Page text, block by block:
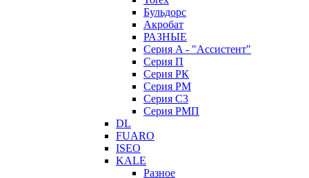
Бульдорс
Акробат
РАЗНЫЕ
Серия A - "Ассистент"
Серия П
Серия РК
Серия РМ
Серия С3
Серия РМП
DL
FUARO
ISEO
KALE
Разное